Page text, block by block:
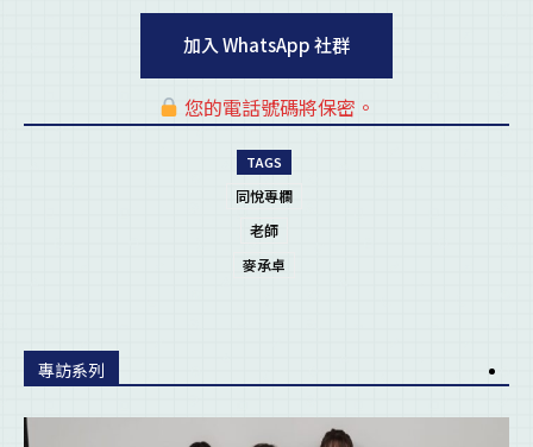
加入 WhatsApp 社群
您的電話號碼將保密。
TAGS
同悅專欄
老師
麥承卓
專訪系列